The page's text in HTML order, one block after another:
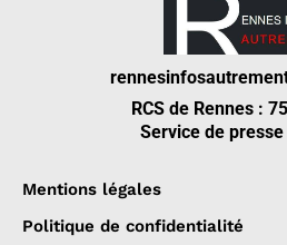
RCS de Rennes :
Service de
Mentions légales
Politique de confidentialité